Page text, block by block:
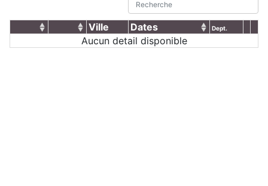
Ville Dates Dept.
Aucun detail disponible